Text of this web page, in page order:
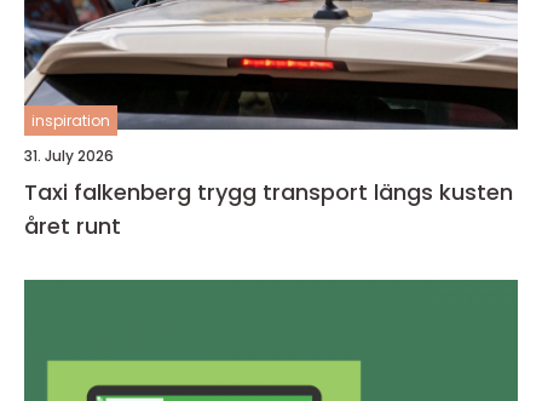
inspiration
31. July 2026
Taxi falkenberg trygg transport längs kusten
året runt